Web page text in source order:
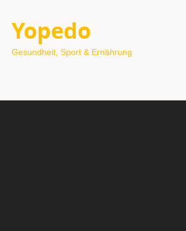
Yopedo
Gesundheit, Sport & Ernährung